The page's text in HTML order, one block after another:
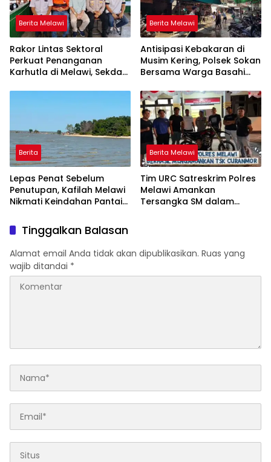
Berita Melawi
Rakor Lintas Sektoral
Perkuat Penanganan
Karhutla di Melawi, Sekda
Tingkatkan Kewaspadaan
Berita Melawi
Antisipasi Kebakaran di
Musim Kering, Polsek Sokan
Bersama Warga Basahi
Berita
Lepas Penat Sebelum
Penutupan, Kafilah Melawi
Nikmati Keindahan Pantai
Berita Melawi
Tim URC Satreskrim Polres
Melawi Amankan
Tersangka SM dalam
Tinggalkan Balasan
Alamat email Anda tidak akan dipublikasikan. Ruas yang
wajib ditandai *